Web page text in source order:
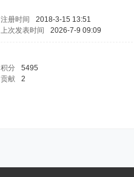
注册时间 2018-3-15 13:51
上次发表时间 2026-7-9 09:09
积分 5495
贡献 2